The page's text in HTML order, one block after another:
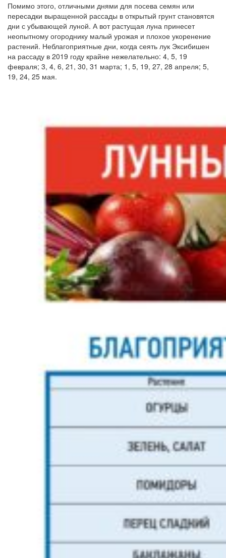
Помимо этого, отличными днями для посева семян или
пересадки выращенной рассады в открытый грунт становятся
дни с убывающей луной. А вот растущая луна принесет
неопытному огороднику малый урожая и плохое укоренение
растений. Неблагоприятные дни, когда сеять лук Эксибишен
на рассаду в 2019 году крайне нежелательно: 4, 5, 19
февраля; 3, 4, 6, 21, 30, 31 марта; 1, 5, 19, 27, 28 апреля; 5,
19, 24, 25 мая.